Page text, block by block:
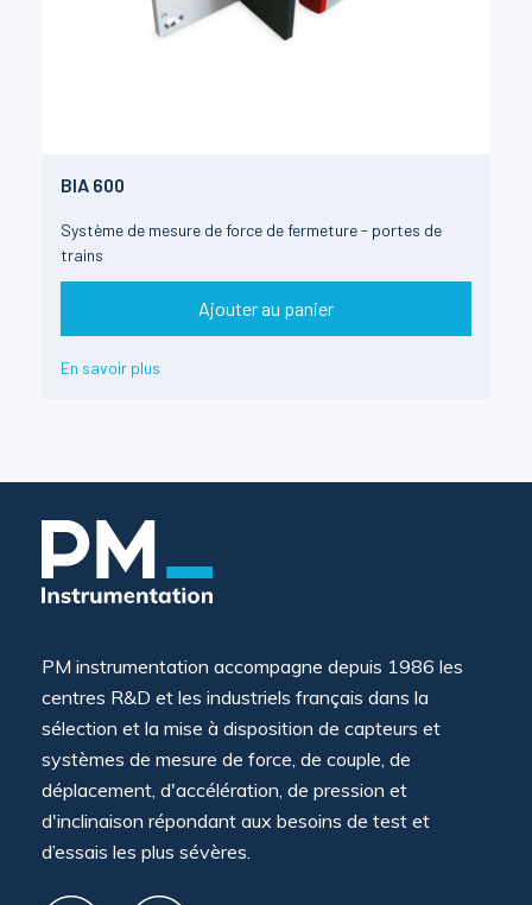
BIA 600
Système de mesure de force de fermeture - portes de
trains
Ajouter au panier
En savoir plus
PM instrumentation accompagne depuis 1986 les
centres R&D et les industriels français dans la
sélection et la mise à disposition de capteurs et
systèmes de mesure de force, de couple, de
déplacement, d'accélération, de pression et
d'inclinaison répondant aux besoins de test et
d’essais les plus sévères.